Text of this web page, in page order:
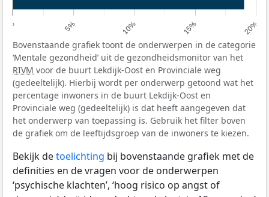
0% 5% 10% 15% 20%
Bovenstaande grafiek toont de onderwerpen in de categorie
‘Mentale gezondheid’ uit de gezondheidsmonitor van het
RIVM voor de buurt Lekdijk-Oost en Provinciale weg
(gedeeltelijk). Hierbij wordt per onderwerp getoond wat het
percentage inwoners in de buurt Lekdijk-Oost en
Provinciale weg (gedeeltelijk) is dat heeft aangegeven dat
het onderwerp van toepassing is. Gebruik het filter boven
de grafiek om de leeftijdsgroep van de inwoners te kiezen.
Bekijk detoelichting bij bovenstaande grafiek met de
definities en de vragen voor de onderwerpen
‘psychische klachten’, ‘hoog risico op angst of